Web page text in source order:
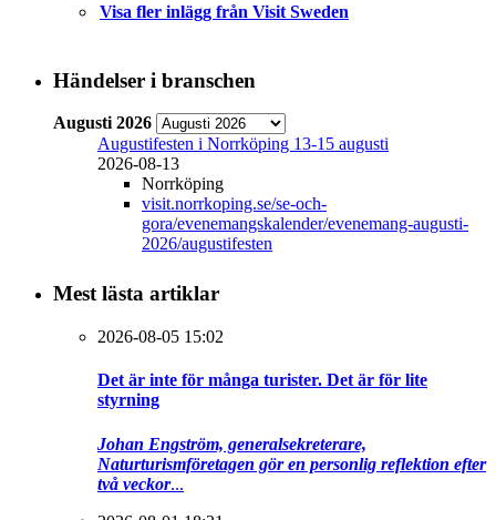
Visa fler inlägg från Visit Sweden
Händelser i branschen
Augusti 2026
Augustifesten i Norrköping 13-15 augusti
2026-08-13
Norrköping
visit.norrkoping.se/se-och-
gora/evenemangskalender/evenemang-augusti-
2026/augustifesten
Mest lästa artiklar
2026-08-05 15:02
Det är inte för många turister. Det är för lite
styrning
Johan Engström, generalsekreterare,
Naturturismföretagen gör en personlig reflektion efter
två veckor...